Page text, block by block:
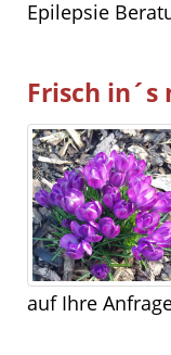
Epilepsie
Frisch in´s
auf Ihre